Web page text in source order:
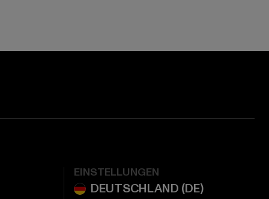
EINSTELLUNGEN